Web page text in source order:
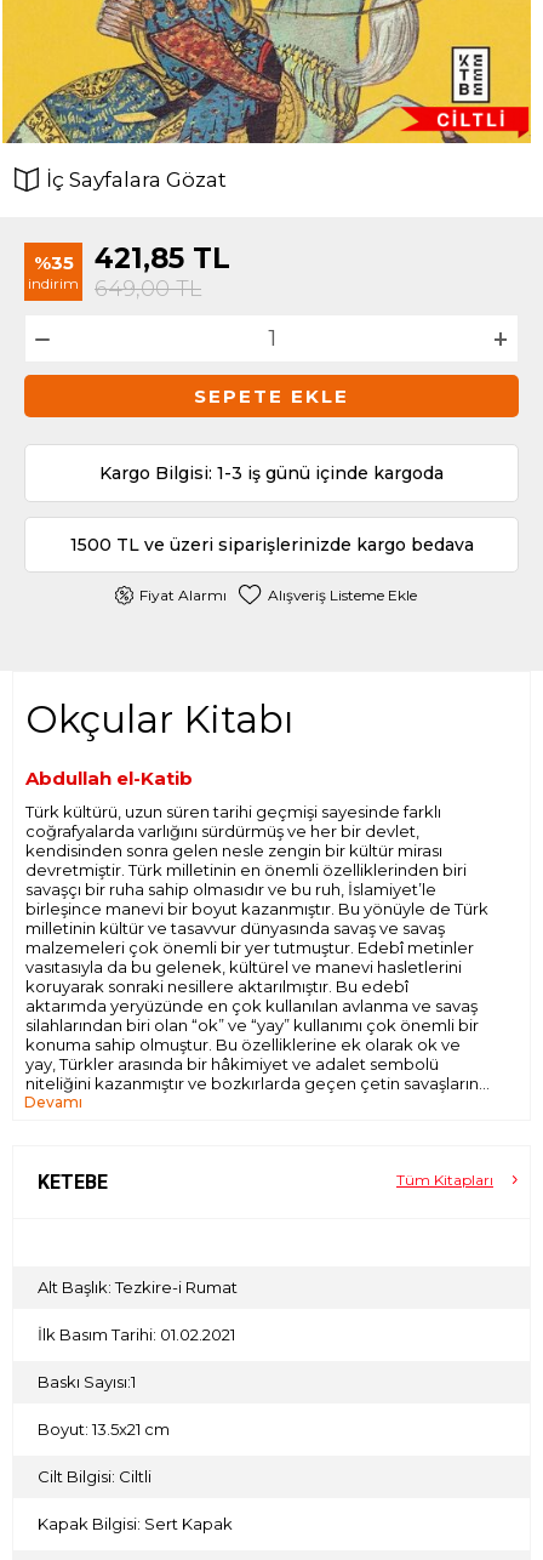
İç Sayfalara Gözat
%35
indirim
421,85 TL
649,00TL
SEPETE EKLE
Kargo Bilgisi: 1-3 iş günü içinde kargoda
1500 TL ve üzeri siparişlerinizde kargo bedava
Fiyat Alarmı Alışveriş Listeme Ekle
Okçular Kitabı
Abdullah el-Katib
Türk kültürü, uzun süren tarihi geçmişi sayesinde farklı
coğrafyalarda varlığını sürdürmüş ve her bir devlet,
kendisinden sonra gelen nesle zengin bir kültür mirası
devretmiştir. Türk milletinin en önemli özelliklerinden biri
savaşçı bir ruha sahip olmasıdır ve bu ruh, İslamiyet’le
birleşince manevi bir boyut kazanmıştır. Bu yönüyle de Türk
milletinin kültür ve tasavvur dünyasında savaş ve savaş
malzemeleri çok önemli bir yer tutmuştur. Edebî metinler
vasıtasıyla da bu gelenek, kültürel ve manevi hasletlerini
koruyarak sonraki nesillere aktarılmıştır. Bu edebî
aktarımda yeryüzünde en çok kullanılan avlanma ve savaş
silahlarından biri olan “ok” ve “yay” kullanımı çok önemli bir
konuma sahip olmuştur. Bu özelliklerine ek olarak ok ve
yay, Türkler arasında bir hâkimiyet ve adalet sembolü
niteliğini kazanmıştır ve bozkırlarda geçen çetin savaşların
doğurduğu koşullar neticesinde okçuluk ile ilgili birçok eser
eserlerle yeniden dirilten önemli bir tarihî aktördür. Bu
bağlamda Abdullah el-Kâtib tarafından yazılan elinizde
tarihine ışık tutarken bir yandan da okçuluğa dair terim ve
Devamı
KETEBE Tüm Kitapları
Alt Başlık: Tezkire-i Rumat
İlk Basım Tarihi: 01.02.2021
Baskı Sayısı:1
Boyut: 13.5x21 cm
Cilt Bilgisi: Ciltli
Kapak Bilgisi: Sert Kapak